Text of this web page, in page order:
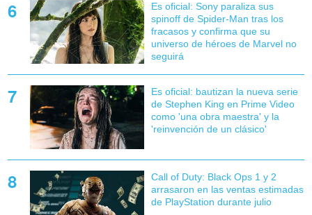
Es oficial: Sony paraliza sus
spinoff de Spider-Man tras los
fracasos y confirma que su
universo de héroes de Marvel no
seguirá
Es oficial: bautizan la nueva serie
de Stephen King en Prime Video
como 'una obra maestra' y la
'reinvención de un clásico'
Call of Duty: Black Ops 1 y 2
arrasaron en las ventas estimadas
de PlayStation durante julio